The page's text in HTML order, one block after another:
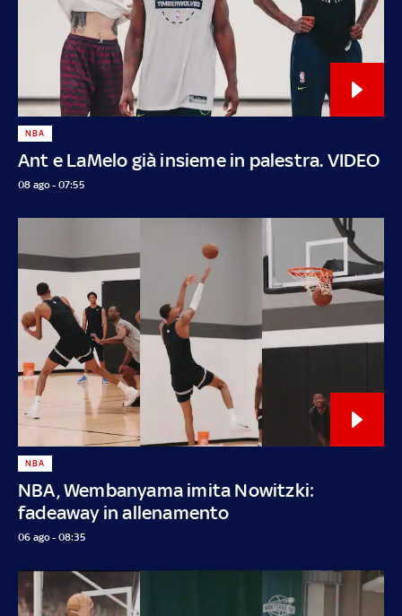
Ant e LaMelo già insieme in palestra. VIDEO
NBA
08 ago - 07:55
NBA, Wembanyama imita Nowitzki:
fadeaway in allenamento
NBA
06 ago - 08:35